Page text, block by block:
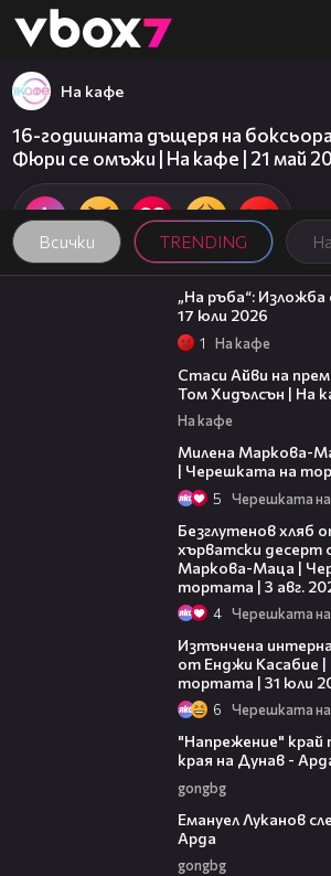
👾
Всички TRENDING
На кафе
16-годишната дъщеря на
Фюри се омъжи | На кафе | 21 май
09:09
„На ръба“: Изложба
17 юли 2026
1 На кафе
Стаси Айви на
Том Хидълсън | На
На кафе
Милена Маркова-
| Черешката на
5
Безглутенов хляб
хърватски десерт
Маркова-Маца |
тортата | 3 авг.
4
Изтънчена
от Енджи Касабие
тортата | 31 юли
6
"Напрежение" край
края на Дунав -
gongbg
Емануел Луканов
Арда
gongbg